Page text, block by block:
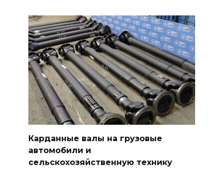
Карданные валы на грузовые
автомобили и
сельскохозяйственную технику